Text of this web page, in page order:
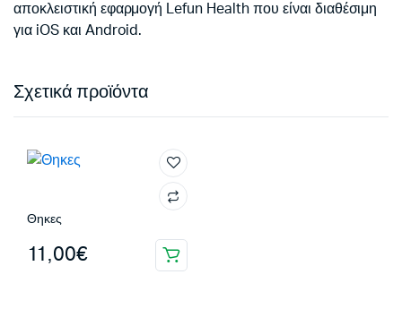
αποκλειστική εφαρμογή Lefun Health που είναι διαθέσιμη
για iOS και Android.
Σχετικά προϊόντα
Θηκες
11,00€